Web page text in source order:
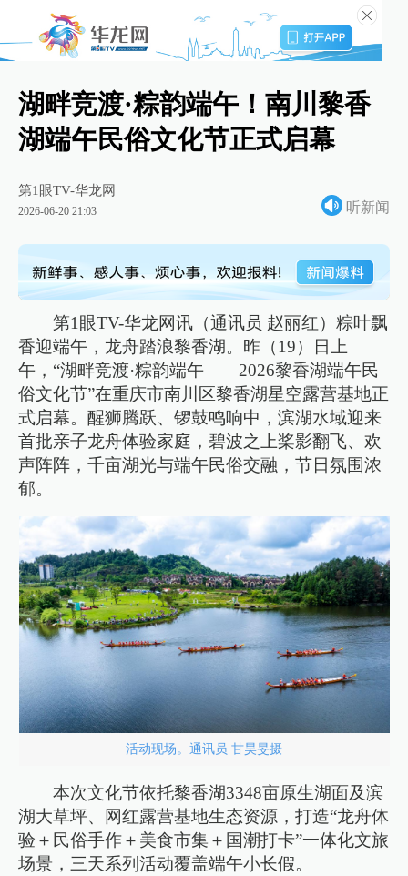
湖畔竞渡·粽韵端午！南川黎香
湖端午民俗文化节正式启幕
第1眼TV-华龙网
2026-06-20 21:03 听新闻
第1眼TV-华龙网讯（通讯员 赵丽红）粽叶飘
香迎端午，龙舟踏浪黎香湖。昨（19）日上
午，“湖畔竞渡·粽韵端午——2026黎香湖端午民
俗文化节”在重庆市南川区黎香湖星空露营基地正
式启幕。醒狮腾跃、锣鼓鸣响中，滨湖水域迎来
首批亲子龙舟体验家庭，碧波之上桨影翻飞、欢
声阵阵，千亩湖光与端午民俗交融，节日氛围浓
郁。
活动现场。通讯员 甘昊旻摄
本次文化节依托黎香湖3348亩原生湖面及滨
湖大草坪、网红露营基地生态资源，打造“龙舟体
验＋民俗手作＋美食市集＋国潮打卡”一体化文旅
场景，三天系列活动覆盖端午小长假。